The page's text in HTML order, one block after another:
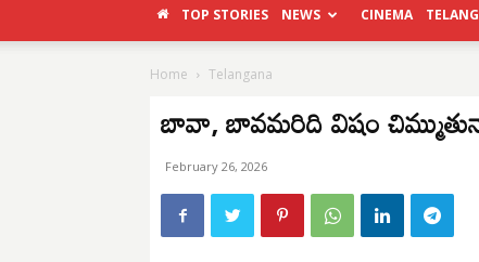
TOP STORIES NEWS CINEMA
Home Telangana
బావా, బావమరిది విషం
February 26, 2026